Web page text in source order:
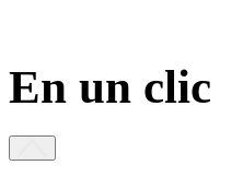
En un clic